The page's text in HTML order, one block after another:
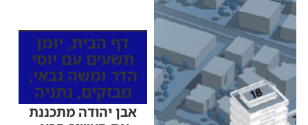
דף הבית, יומן
תשעים עם יוסי
הדר ומשה גבאי,
מבזקים, נתניה
אבן יהודה מתכננת